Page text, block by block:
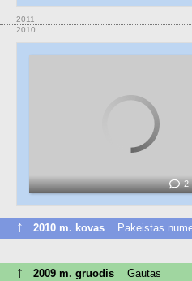
2011
2010
2
↑ 2010 m. kovas Pakeistas
↑ 2009 m. gruodis Gautas